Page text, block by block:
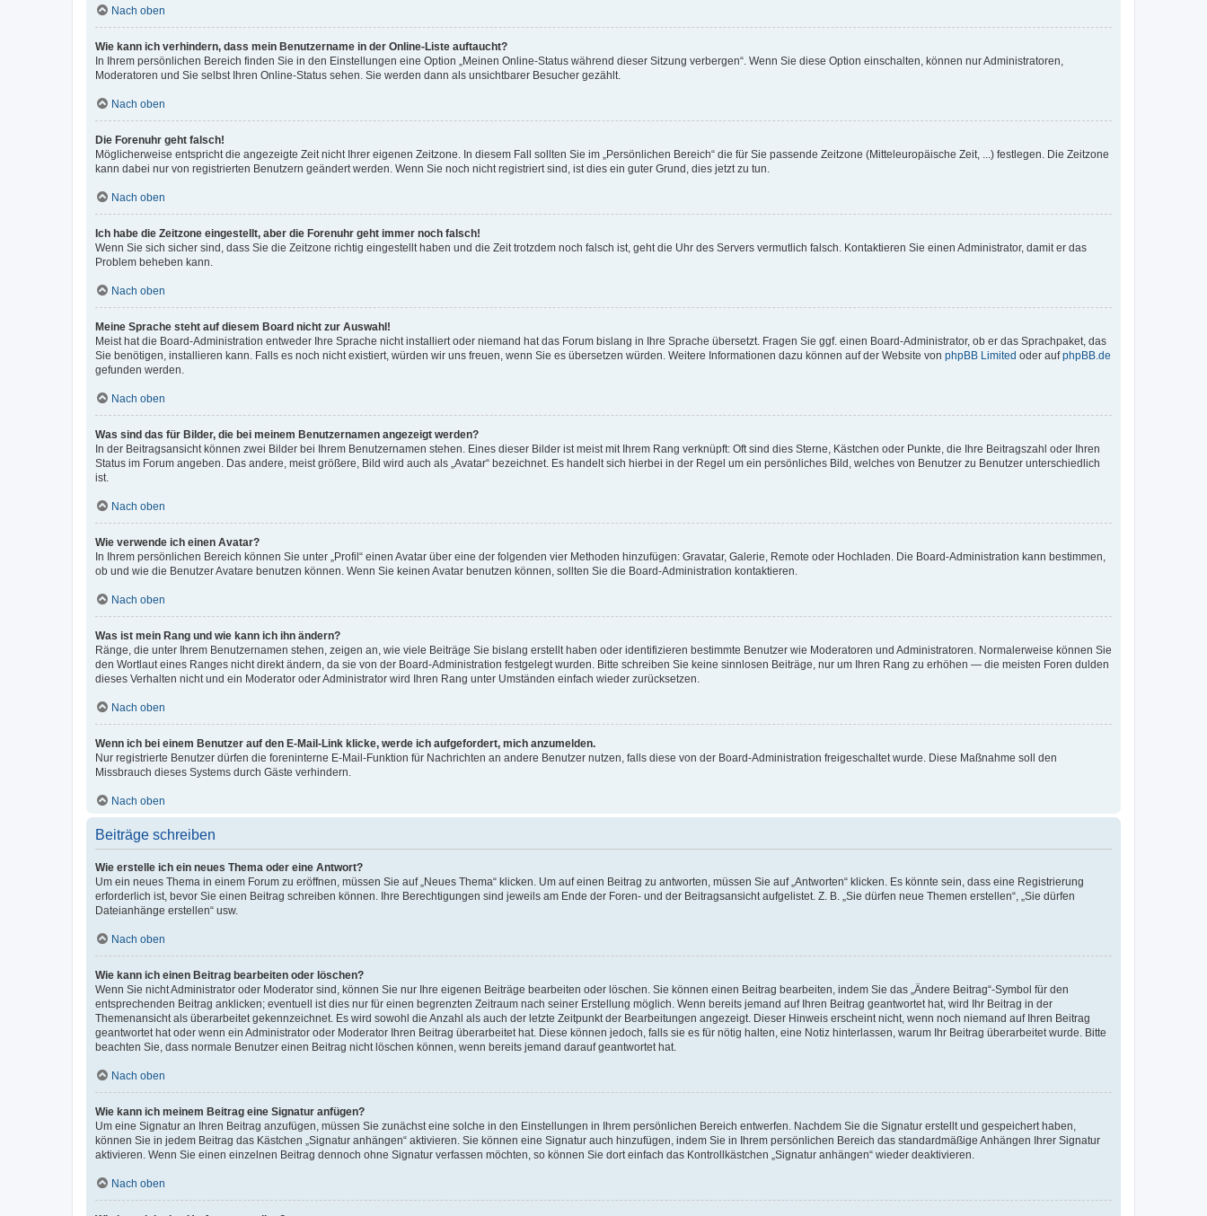
Nach oben
Wie kann ich verhindern, dass mein Benutzername in der Online-Liste auftaucht?
In Ihrem persönlichen Bereich finden Sie in den Einstellungen eine Option „Meinen Online-Status während dieser Sitzung verbergen“. Wenn Sie diese Option einschalten, können nur Administratoren,
Moderatoren und Sie selbst Ihren Online-Status sehen. Sie werden dann als unsichtbarer Besucher gezählt.
Nach oben
Die Forenuhr geht falsch!
Möglicherweise entspricht die angezeigte Zeit nicht Ihrer eigenen Zeitzone. In diesem Fall sollten Sie im „Persönlichen Bereich“ die für Sie passende Zeitzone (Mitteleuropäische Zeit, ...) festlegen. Die Zeitzone
kann dabei nur von registrierten Benutzern geändert werden. Wenn Sie noch nicht registriert sind, ist dies ein guter Grund, dies jetzt zu tun.
Nach oben
Ich habe die Zeitzone eingestellt, aber die Forenuhr geht immer noch falsch!
Wenn Sie sich sicher sind, dass Sie die Zeitzone richtig eingestellt haben und die Zeit trotzdem noch falsch ist, geht die Uhr des Servers vermutlich falsch. Kontaktieren Sie einen Administrator, damit er das
Problem beheben kann.
Nach oben
Meine Sprache steht auf diesem Board nicht zur Auswahl!
Meist hat die Board-Administration entweder Ihre Sprache nicht installiert oder niemand hat das Forum bislang in Ihre Sprache übersetzt. Fragen Sie ggf. einen Board-Administrator, ob er das Sprachpaket, das
Sie benötigen, installieren kann. Falls es noch nicht existiert, würden wir uns freuen, wenn Sie es übersetzen würden. Weitere Informationen dazu können auf der Website von phpBB Limited oder aufphpBB.de
gefunden werden.
Nach oben
Was sind das für Bilder, die bei meinem Benutzernamen angezeigt werden?
In der Beitragsansicht können zwei Bilder bei Ihrem Benutzernamen stehen. Eines dieser Bilder ist meist mit Ihrem Rang verknüpft: Oft sind dies Sterne, Kästchen oder Punkte, die Ihre Beitragszahl oder Ihren
Status im Forum angeben. Das andere, meist größere, Bild wird auch als „Avatar“ bezeichnet. Es handelt sich hierbei in der Regel um ein persönliches Bild, welches von Benutzer zu Benutzer unterschiedlich
ist.
Nach oben
Wie verwende ich einen Avatar?
In Ihrem persönlichen Bereich können Sie unter „Profil“ einen Avatar über eine der folgenden vier Methoden hinzufügen: Gravatar, Galerie, Remote oder Hochladen. Die Board-Administration kann bestimmen,
ob und wie die Benutzer Avatare benutzen können. Wenn Sie keinen Avatar benutzen können, sollten Sie die Board-Administration kontaktieren.
Nach oben
Was ist mein Rang und wie kann ich ihn ändern?
Ränge, die unter Ihrem Benutzernamen stehen, zeigen an, wie viele Beiträge Sie bislang erstellt haben oder identifizieren bestimmte Benutzer wie Moderatoren und Administratoren. Normalerweise können Sie
den Wortlaut eines Ranges nicht direkt ändern, da sie von der Board-Administration festgelegt wurden. Bitte schreiben Sie keine sinnlosen Beiträge, nur um Ihren Rang zu erhöhen — die meisten Foren dulden
dieses Verhalten nicht und ein Moderator oder Administrator wird Ihren Rang unter Umständen einfach wieder zurücksetzen.
Nach oben
Wenn ich bei einem Benutzer auf den E-Mail-Link klicke, werde ich aufgefordert, mich anzumelden.
Nur registrierte Benutzer dürfen die foreninterne E-Mail-Funktion für Nachrichten an andere Benutzer nutzen, falls diese von der Board-Administration freigeschaltet wurde. Diese Maßnahme soll den
Missbrauch dieses Systems durch Gäste verhindern.
Nach oben
Beiträge schreiben
Wie erstelle ich ein neues Thema oder eine Antwort?
Um ein neues Thema in einem Forum zu eröffnen, müssen Sie auf „Neues Thema“ klicken. Um auf einen Beitrag zu antworten, müssen Sie auf „Antworten“ klicken. Es könnte sein, dass eine Registrierung
erforderlich ist, bevor Sie einen Beitrag schreiben können. Ihre Berechtigungen sind jeweils am Ende der Foren- und der Beitragsansicht aufgelistet. Z. B. „Sie dürfen neue Themen erstellen“, „Sie dürfen
Dateianhänge erstellen“ usw.
Nach oben
Wie kann ich einen Beitrag bearbeiten oder löschen?
Wenn Sie nicht Administrator oder Moderator sind, können Sie nur Ihre eigenen Beiträge bearbeiten oder löschen. Sie können einen Beitrag bearbeiten, indem Sie das „Ändere Beitrag“-Symbol für den
entsprechenden Beitrag anklicken; eventuell ist dies nur für einen begrenzten Zeitraum nach seiner Erstellung möglich. Wenn bereits jemand auf Ihren Beitrag geantwortet hat, wird Ihr Beitrag in der
Themenansicht als überarbeitet gekennzeichnet. Es wird sowohl die Anzahl als auch der letzte Zeitpunkt der Bearbeitungen angezeigt. Dieser Hinweis erscheint nicht, wenn noch niemand auf Ihren Beitrag
geantwortet hat oder wenn ein Administrator oder Moderator Ihren Beitrag überarbeitet hat. Diese können jedoch, falls sie es für nötig halten, eine Notiz hinterlassen, warum Ihr Beitrag überarbeitet wurde. Bitte
beachten Sie, dass normale Benutzer einen Beitrag nicht löschen können, wenn bereits jemand darauf geantwortet hat.
Nach oben
Wie kann ich meinem Beitrag eine Signatur anfügen?
Um eine Signatur an Ihren Beitrag anzufügen, müssen Sie zunächst eine solche in den Einstellungen in Ihrem persönlichen Bereich entwerfen. Nachdem Sie die Signatur erstellt und gespeichert haben,
können Sie in jedem Beitrag das Kästchen „Signatur anhängen“ aktivieren. Sie können eine Signatur auch hinzufügen, indem Sie in Ihrem persönlichen Bereich das standardmäßige Anhängen Ihrer Signatur
aktivieren. Wenn Sie einen einzelnen Beitrag dennoch ohne Signatur verfassen möchten, so können Sie dort einfach das Kontrollkästchen „Signatur anhängen“ wieder deaktivieren.
Nach oben